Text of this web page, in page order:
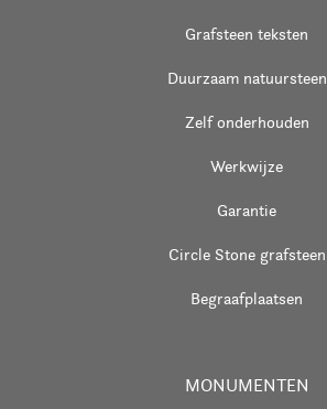
Grafsteen teksten
Duurzaam natuursteen
Zelf onderhouden
Werkwijze
Garantie
Circle Stone grafsteen
Begraafplaatsen
MONUMENTEN